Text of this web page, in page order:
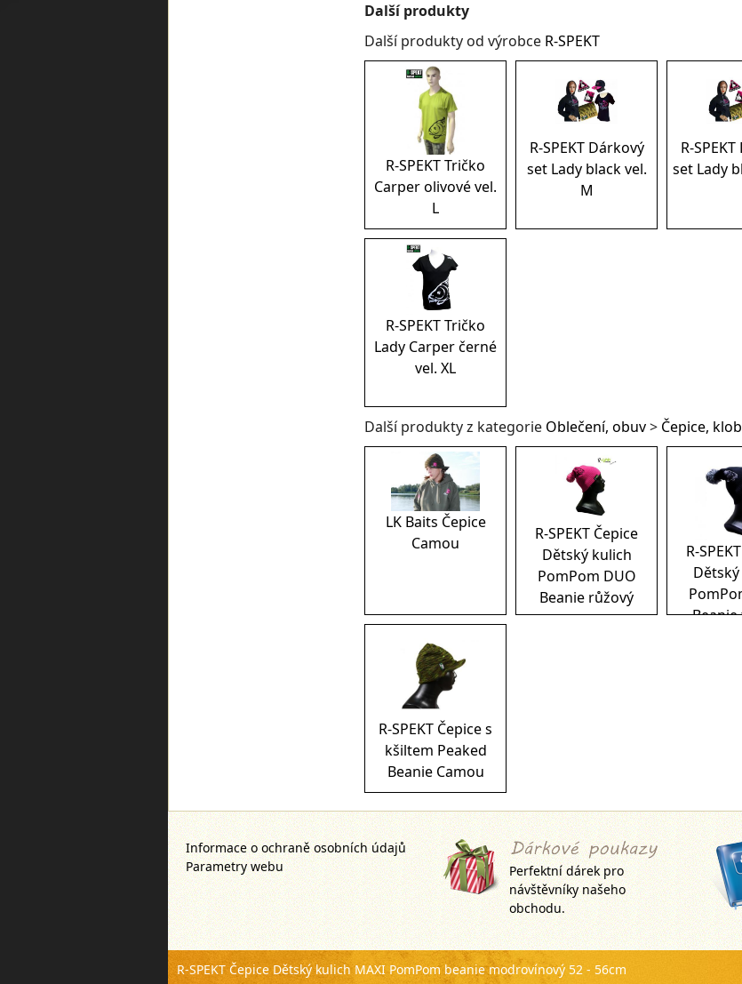
Další produkty
Další produkty od výrobce R-SPEKT
R-SPEKT Tričko
Carper olivové vel.
L
R-SPEKT Dárkový
set Lady black vel.
M
R-
set Lady
R-SPEKT Tričko
Lady Carper černé
vel. XL
Další produkty z kategorie Oblečení, obuv> Čepice,
LK Baits Čepice
Camou
R-SPEKT Čepice
Dětský kulich
PomPom DUO
Beanie růžový
R-
R-SPEKT Čepice s
kšiltem Peaked
Beanie Camou
Informace o ochraně osobních údajů
Parametry webu
Perfektní dárek pro
návštěvníky našeho
obchodu.
R-SPEKT Čepice Dětský kulich MAXI PomPom beanie modrovínový 52 - 56cm